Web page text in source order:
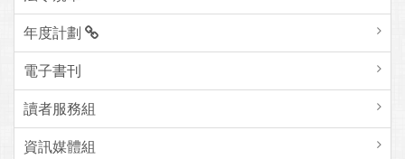
年度計劃
電子書刊
讀者服務組
資訊媒體組